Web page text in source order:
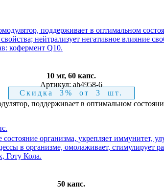
10 мг, 60 капс.
Артикул: ah4958-6
Скидка 3% от 3 шт.
поддерживает в оптимальном
50 капс.